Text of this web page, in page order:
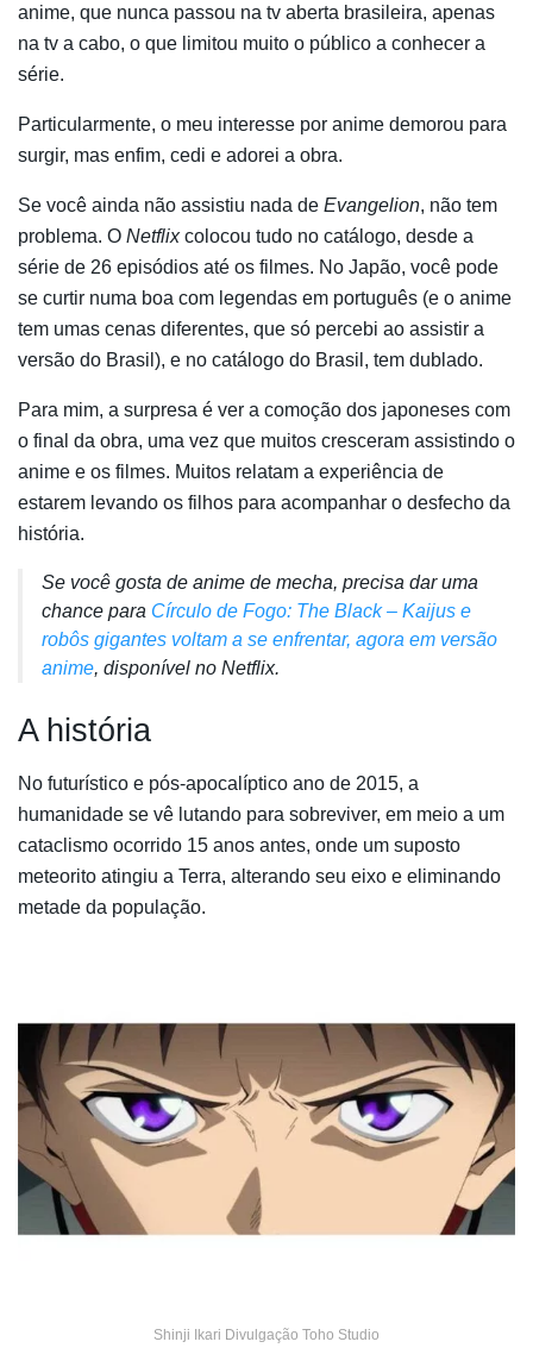
anime, que nunca passou na tv aberta brasileira, apenas
na tv a cabo, o que limitou muito o público a conhecer a
série.
Particularmente, o meu interesse por anime demorou para
surgir, mas enfim, cedi e adorei a obra.
Se você ainda não assistiu nada de Evangelion, não tem
problema. O Netflixcolocou tudo no catálogo, desde a
série de 26 episódios até os filmes. No Japão, você pode
se curtir numa boa com legendas em português (e o anime
tem umas cenas diferentes, que só percebi ao assistir a
versão do Brasil), e no catálogo do Brasil, tem dublado.
Para mim, a surpresa é ver a comoção dos japoneses com
o final da obra, uma vez que muitos cresceram assistindo o
anime e os filmes. Muitos relatam a experiência de
estarem levando os filhos para acompanhar o desfecho da
história.
Se você gosta de anime de mecha, precisa dar uma
chance para Círculo de Fogo: The Black – Kaijus e
robôs gigantes voltam a se enfrentar, agora em versão
anime, disponível no Netflix.
A história
No futurístico e pós-apocalíptico ano de 2015, a
humanidade se vê lutando para sobreviver, em meio a um
cataclismo ocorrido 15 anos antes, onde um suposto
meteorito atingiu a Terra, alterando seu eixo e eliminando
metade da população.
Shinji Ikari Divulgação Toho Studio